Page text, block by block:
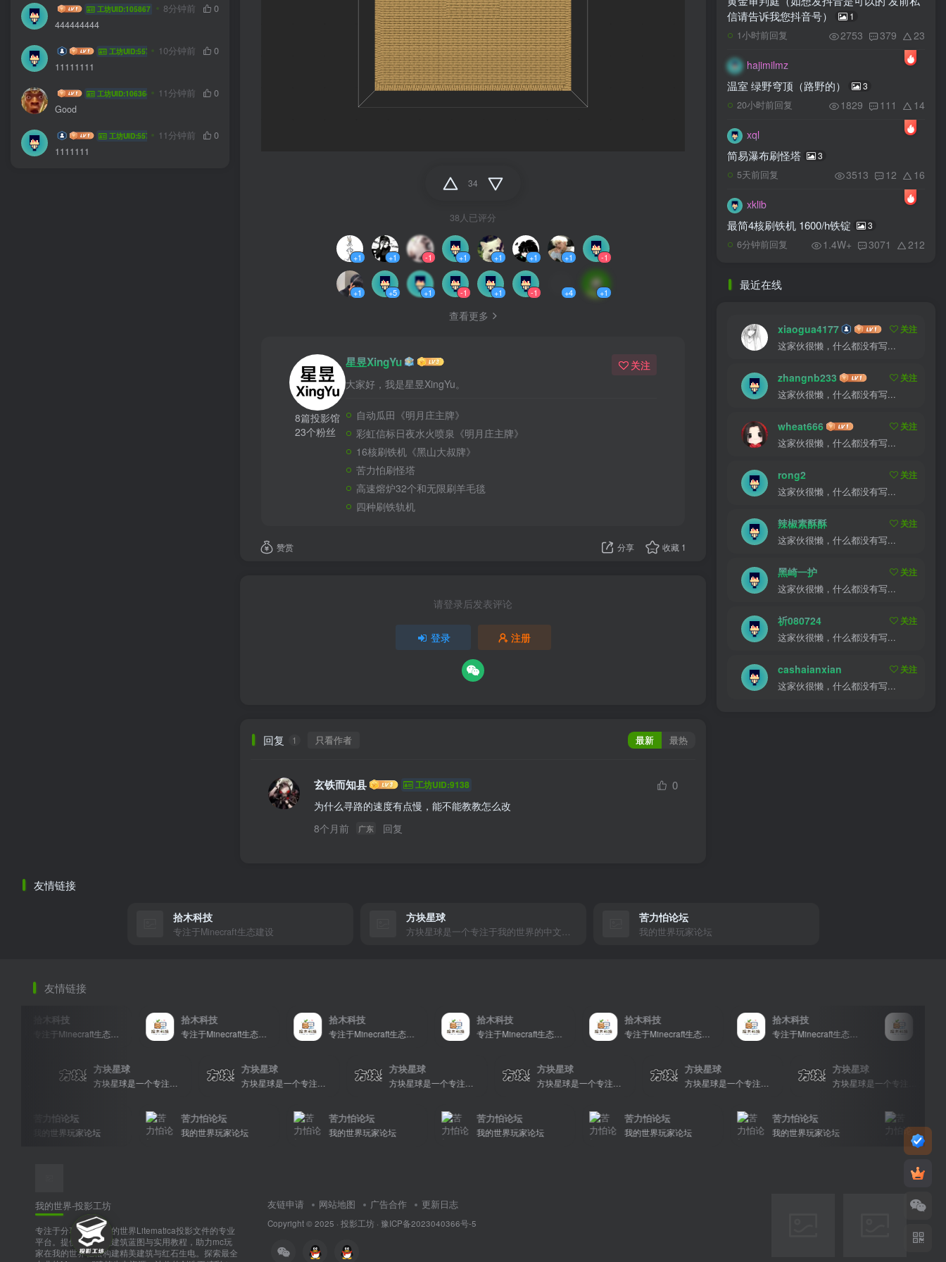
ched 工坊UID:105867 8分钟前
0
444444444
wsr00000 工坊UID:55737 10分钟前
0
11111111
kawa_yi 工坊UID:106364 11分钟前
0
Good
wsr00000 工坊UID:55737 11分钟前
0
1111111
34
38人已评分
+1 +1 -1 +1 +1 +1 +1 -1
+1 +5 +1 -1 +1 -1 +4 +1
查看更多
8篇投影馆
23个粉丝
星昱XingYu
大家好，我是星昱XingYu。
关注
自动瓜田《明月庄主牌》
彩虹信标日夜水火喷泉《明月庄主牌》
16核刷铁机《黑山大叔牌》
苦力怕刷怪塔
高速熔炉32个和无限刷羊毛毯
四种刷铁轨机
赞赏 分享 收藏 1
请登录后发表评论
登录 注册
回复 1 只看作者 最新 最热
玄铁而知县 工坊UID:9138 0
为什么寻路的速度有点慢，能不能教教怎么改
8个月前
广东 回复
信请告诉我您抖音号）
1
1小时前回复 2753 379 23
hajimilmz
温室 绿野穹顶（路野的） 3
20小时前回复 1829 111 14
xql
简易瀑布刷怪塔 3
5天前回复 3513 12 16
xklib
最简4核刷铁机 1600/h铁锭 3
6分钟前回复 1.4W+ 3071 212
最近在线
xiaogua4177
关注
这家伙很懒，什么都没有写...
zhangnb233
关注
这家伙很懒，什么都没有写...
wheat666
关注
这家伙很懒，什么都没有写...
rong2
关注
这家伙很懒，什么都没有写...
辣椒素酥酥
关注
这家伙很懒，什么都没有写...
黑崎一护
关注
这家伙很懒，什么都没有写...
祈080724
关注
这家伙很懒，什么都没有写...
cashaianxian
关注
这家伙很懒，什么都没有写...
友情链接
拾木科技
专注于Minecraft生态建设
方块星球
方块星球是一个专注于我的世界的中文论坛，提供丰富的资源分享、玩家交流和创意展示，包括地图、皮肤、数据包等内容，打造Minecraft玩家的专属社区乐园！
苦力怕论坛
我的世界玩家论坛
友情链接
专注于Minecraft生态建设
拾木科技
专注于Minecraft生态建设
拾木科技
专注于Minecraft生态建设
拾木科技
专注于Minecraft生态建设
拾木科技
专注于Minecraft生态建设
拾木科技
专注于Minecraft生态建设
拾木科技
方块星球是一个专注于我的世界的中文论坛，提供丰富的资源分享、玩家交流和创意展示，包括地图、皮肤、数据包等内容，打造Minecraft玩家的专属社区乐园！
方块星球
方块星球是一个专注于我的世界的中文论坛，提供丰富的资源分享、玩家交流和创意展示，包括地图、皮肤、数据包等内容，打造Minecraft玩家的专属社区乐园！
方块星球
方块星球是一个专注于我的世界的中文论坛，提供丰富的资源分享、玩家交流和创意展示，包括地图、皮肤、数据包等内容，打造Minecraft玩家的专属社区乐园！
方块星球
方块星球是一个专注于我的世界的中文论坛，提供丰富的资源分享、玩家交流和创意展示，包括地图、皮肤、数据包等内容，打造Minecraft玩家的专属社区乐园！
方块星球
方块星球是一个专注于我的世界的中文论坛，提供丰富的资源分享、玩家交流和创意展示，包括地图、皮肤、数据包等内容，打造Minecraft玩家的专属社区乐园！
方块星球
方块星球是一个专注于我的世界的中文论坛，提供丰富的资源分享、玩家交流和创意展示，包括地图、皮肤、数据包等内容，打造Minecraft玩家的专属社区乐园！
方块星球
的世界玩家论坛
苦力怕论坛
我的世界玩家论坛
苦力怕论坛
我的世界玩家论坛
苦力怕论坛
我的世界玩家论坛
苦力怕论坛
我的世界玩家论坛
苦力怕论坛
我的世界玩家论坛
苦力怕论坛
我的世界玩家
我的世界-投影工坊
专注于分享和下载我的世界Litematica投影文件的专业
平台。提供多样化的建筑蓝图与实用教程，助力mc玩
家在我的世界轻松构建精美建筑与红石生电。探索最全
友链申请 网站地图 广告合作 更新日志
Copyright © 2025 · 投影工坊 · 豫ICP备2023040366号-5